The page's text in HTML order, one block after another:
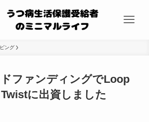
ング
ファンディングでLoop
に出資しました